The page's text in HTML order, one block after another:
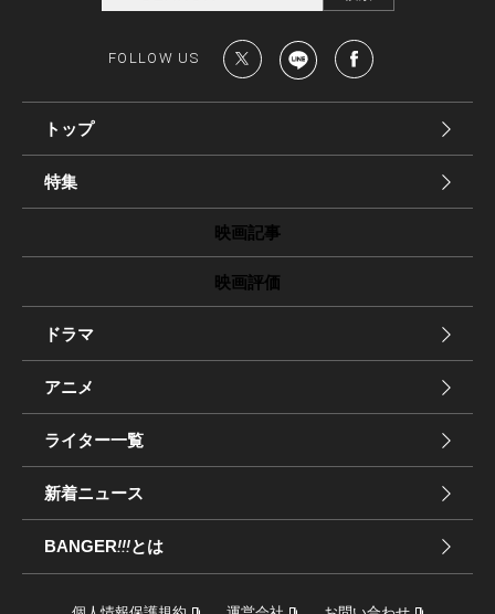
FOLLOW US
トップ
特集
映画記事
映画評価
ドラマ
アニメ
ライター一覧
新着ニュース
BANGER!!!とは